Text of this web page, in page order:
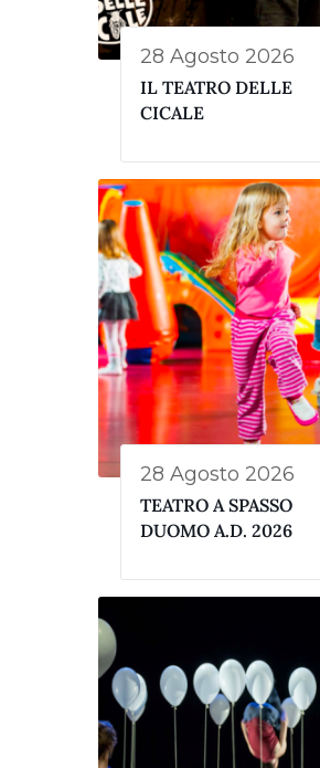
28 Agosto 2026
IL TEATRO DELLE
CICALE
28 Agosto 2026
TEATRO A SPASSO
DUOMO A.D. 2026